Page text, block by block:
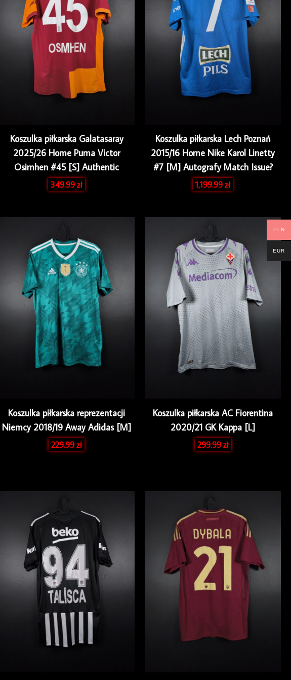
Koszulka piłkarska Galatasaray
2025/26 Home Puma Victor
Osimhen #45 [S] Authentic
349.99zł
Koszulka piłkarska Lech Poznań
2015/16 Home Nike Karol Linetty
#7 [M] Autografy Match Issue?
1,199.99zł
Koszulka piłkarska reprezentacji
Niemcy 2018/19 Away Adidas [M]
229.99zł
Koszulka piłkarska AC Fiorentina
2020/21 GK Kappa [L]
299.99zł
PLN
EUR